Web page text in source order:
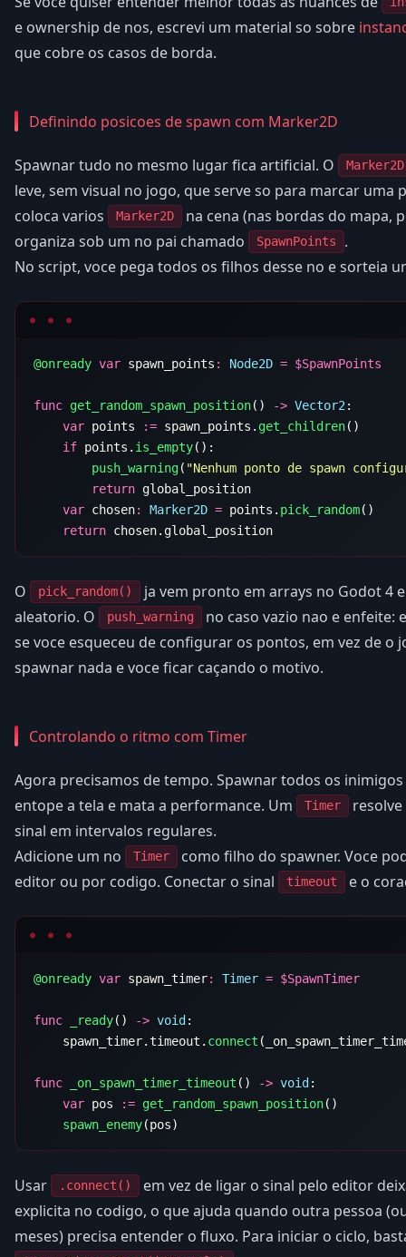
e ownership de nos, escrevi um material so sobre
que cobre os casos de borda.
Definindo posicoes de spawn com Marker2D
Spawnar tudo no mesmo lugar fica artificial. O Marker2D
leve, sem visual no jogo, que serve so para marcar uma
coloca varios
Marker2D
na cena (nas bordas do mapa,
organiza sob um no pai chamado
SpawnPoints
.
No script, voce pega todos os filhos desse no e sorteia
@onready var spawn_points : Node2D = $
func get_random_spawn_position() -> Vector2
    var
points := spawn_points. get_children
    if
points. is_empty
        push_warning
( "Nenhum ponto de spawn
        return
    var
chosen: Marker2D = points. pick_random
    return
O pick_random()
ja vem pronto em arrays no Godot 4
aleatorio. O
push_warning
no caso vazio nao e enfeite:
se voce esqueceu de configurar os pontos, em vez de o
spawnar nada e voce ficar caçando o motivo.
Controlando o ritmo com Timer
Agora precisamos de tempo. Spawnar todos os
entope a tela e mata a performance. Um
Timer
sinal em intervalos regulares.
Adicione um no
Timer
como filho do spawner. Voce
editor ou por codigo. Conectar o sinal
timeout e o
@onready var spawn_timer: Timer = $
func _ready() -> void
    spawn_timer.timeout.
connect
func _on_spawn_timer_timeout () -> void
    var
pos := get_random_spawn_position
    spawn_enemy
Usar .connect()
em vez de ligar o sinal pelo editor
explicita no codigo, o que ajuda quando outra pessoa
meses) precisa entender o fluxo. Para iniciar o ciclo,